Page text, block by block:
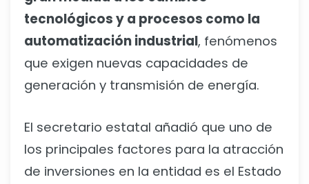
tecnológicos y a procesos como la
automatización industrial, fenómenos
que exigen nuevas capacidades de
generación y transmisión de energía.
El secretario estatal añadió que uno de
los principales factores para la atracción
de inversiones en la entidad es el Estado